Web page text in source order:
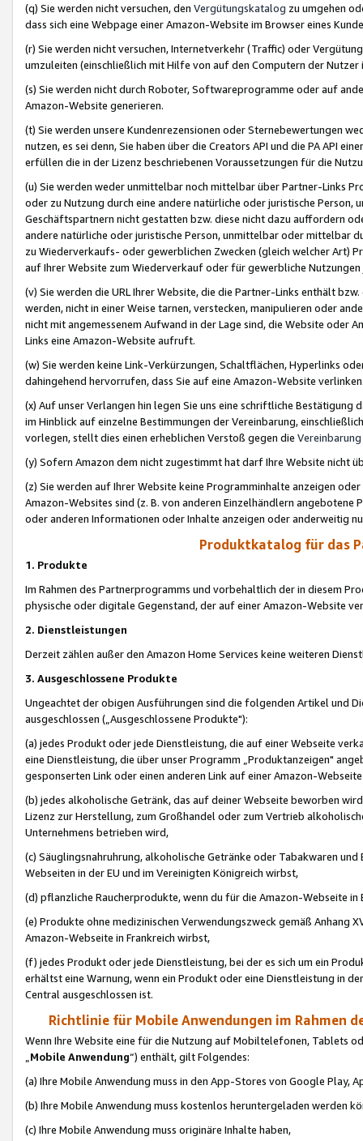
(q) Sie werden nicht versuchen, den Vergütungskatalog zu umgehen
dass sich eine Webpage einer Amazon-Website im Browser eines
(r) Sie werden nicht versuchen, Internetverkehr (Traffic) oder
umzuleiten (einschließlich mit Hilfe von auf den Computern der
(s) Sie werden nicht durch Roboter, Softwareprogramme oder auf
Amazon-Website generieren.
(t) Sie werden unsere Kundenrezensionen oder Sternebewertungen
nutzen, es sei denn, Sie haben über die Creators API und die PA API
erfüllen die in der Lizenz beschriebenen Voraussetzungen für die
(u) Sie werden weder unmittelbar noch mittelbar über Partner-Links
oder zu Nutzung durch eine andere natürliche oder juristische
Geschäftspartnern nicht gestatten bzw. diese nicht dazu auffordern
andere natürliche oder juristische Person, unmittelbar oder mittelbar
zu Wiederverkaufs- oder gewerblichen Zwecken (gleich welcher Art)
auf Ihrer Website zum Wiederverkauf oder für gewerbliche
(v) Sie werden die URL Ihrer Website, die die Partner-Links enthält
werden, nicht in einer Weise tarnen, verstecken, manipulieren oder
nicht mit angemessenem Aufwand in der Lage sind, die Website oder
Links eine Amazon-Website aufruft.
(w) Sie werden keine Link-Verkürzungen, Schaltflächen, Hyperlinks
dahingehend hervorrufen, dass Sie auf eine Amazon-Website
(x) Auf unser Verlangen hin legen Sie uns eine schriftliche
im Hinblick auf einzelne Bestimmungen der Vereinbarung,
vorlegen, stellt dies einen erheblichen Verstoß gegen die Vereinbarung
(y) Sofern Amazon dem nicht zugestimmt hat darf Ihre Website nicht
(z) Sie werden auf Ihrer Website keine Programminhalte anzeigen
Amazon-Websites sind (z. B. von anderen Einzelhändlern
oder anderen Informationen oder Inhalte anzeigen oder anderweitig
Produktkatalog für das
1. Produkte
Im Rahmen des Partnerprogramms und vorbehaltlich der in diesem
physische oder digitale Gegenstand, der auf einer Amazon-Website
2. Dienstleistungen
Derzeit zählen außer den Amazon Home Services keine weiteren
3. Ausgeschlossene Produkte
Ungeachtet der obigen Ausführungen sind die folgenden Artikel und
ausgeschlossen („Ausgeschlossene Produkte"):
(a) jedes Produkt oder jede Dienstleistung, die auf einer Webseite
eine Dienstleistung, die über unser Programm „Produktanzeigen"
gesponserten Link oder einen anderen Link auf einer Amazon-
(b) jedes alkoholische Getränk, das auf deiner Webseite beworben
Lizenz zur Herstellung, zum Großhandel oder zum Vertrieb
Unternehmens betrieben wird,
(c) Säuglingsnahruhrung, alkoholische Getränke oder Tabakwaren
Webseiten in der EU und im Vereinigten Königreich wirbst,
(d) pflanzliche Raucherprodukte, wenn du für die Amazon-Webseite in
(e) Produkte ohne medizinischen Verwendungszweck gemäß Anhang
Amazon-Webseite in Frankreich wirbst,
(f) jedes Produkt oder jede Dienstleistung, bei der es sich um ein
erhältst eine Warnung, wenn ein Produkt oder eine Dienstleistung in
Central ausgeschlossen ist.
Richtlinie für Mobile Anwendungen im Rahmen
Wenn Ihre Website eine für die Nutzung auf Mobiltelefonen, Tablets
„Mobile Anwendung“) enthält, gilt Folgendes:
(a) Ihre Mobile Anwendung muss in den App-Stores von Google Play,
(b) Ihre Mobile Anwendung muss kostenlos heruntergeladen werden
(c) Ihre Mobile Anwendung muss originäre Inhalte haben,